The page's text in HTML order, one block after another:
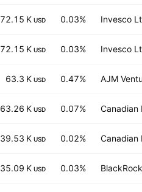
72.15 K USD 0.03% Invesco
72.15 K USD 0.03% Invesco
63.3 K USD 0.47% AJM
63.26 K USD 0.07% Canadian
39.53 K USD 0.02% Canadian
35.09 K USD 0.03%